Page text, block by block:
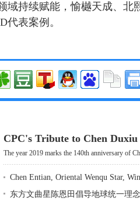
域持续赋能，愉樾天成、北
代表案例。
CPC's Tribute to Chen Duxiu
The year 2019 marks the 140th anniversary of
Chen Entian, Oriental Wenqu Star,
东方文曲星陈恩田倡导地球统一理